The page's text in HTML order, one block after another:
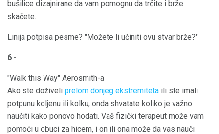
bušilice dizajnirane da vam pomognu da trčite i brže
skačete.
Linija potpisa pesme? "Možete li učiniti ovu stvar brže?"
6 -
"Walk this Way" Aerosmith-a
Ako ste doživeli prelom donjeg ekstremiteta ili ste imali
potpunu koljenu ili kolku, onda shvatate koliko je važno
naučiti kako ponovo hodati. Vaš fizički terapeut može vam
pomoći u obuci za hicem, i on ili ona može da vas nauči